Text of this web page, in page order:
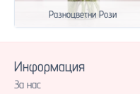
Разноцветни Рози
Информация
За нас